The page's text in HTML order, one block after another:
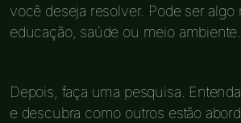
você deseja resolver. Pode ser algo
educação, saúde ou meio ambiente.
Depois, faça uma pesquisa.
e descubra como outros estão